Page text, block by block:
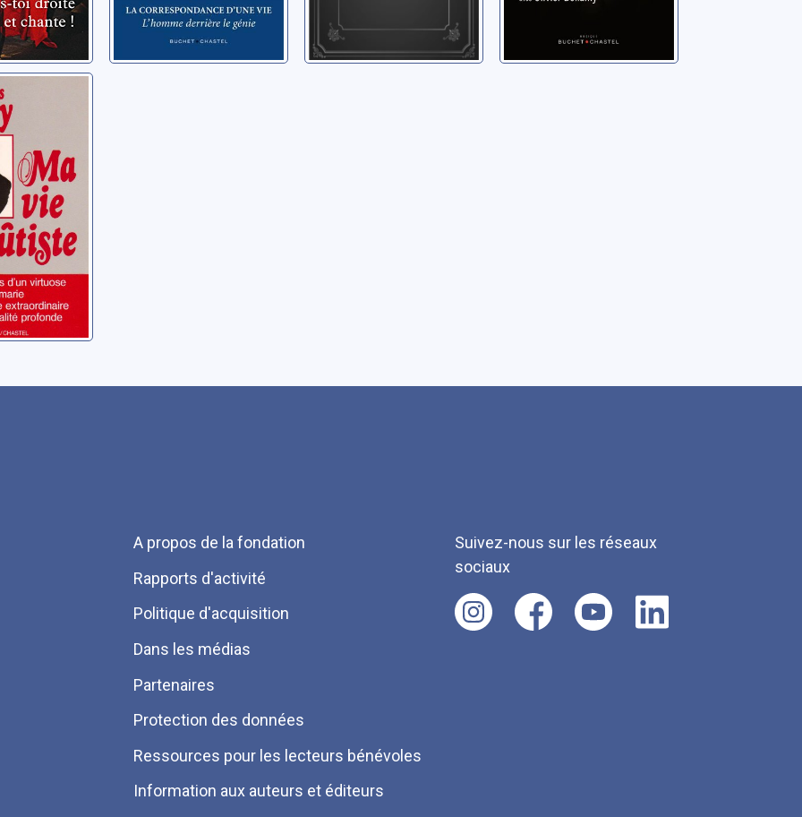
flûtiste
Menu
Pied
de
page
A propos de la fondation
Rapports d'activité
Politique d'acquisition
Dans les médias
Partenaires
Protection des données
Ressources pour les lecteurs bénévoles
Information aux auteurs et éditeurs
Suivez-nous sur les réseaux
sociaux